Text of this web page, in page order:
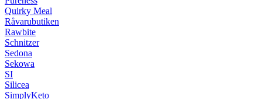
Quirky Meal
Råvarubutiken
Rawbite
Schnitzer
Sedona
Sekowa
SI
Silicea
SimplyKeto